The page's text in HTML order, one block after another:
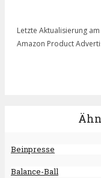
Letzte Aktualisierung
Amazon Product
Beinpresse
Balance-Ball